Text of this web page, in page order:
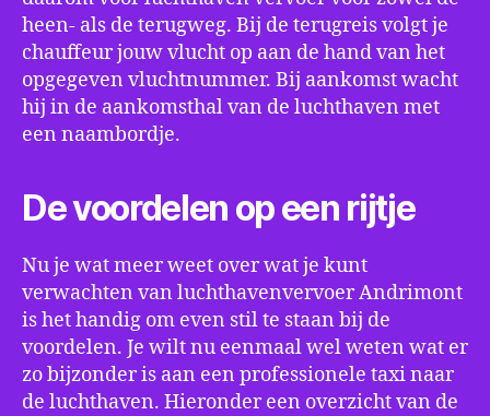
heen- als de terugweg. Bij de terugreis volgt je
chauffeur jouw vlucht op aan de hand van het
opgegeven vluchtnummer. Bij aankomst wacht
hij in de aankomsthal van de luchthaven met
een naambordje.
De voordelen op een rijtje
Nu je wat meer weet over wat je kunt
verwachten van luchthavenvervoer Andrimont
is het handig om even stil te staan bij de
voordelen. Je wilt nu eenmaal wel weten wat er
zo bijzonder is aan een professionele taxi naar
de luchthaven. Hieronder een overzicht van de